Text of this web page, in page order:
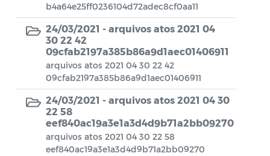
Conselho Municipal do Desenvolvimento
Sustentável Rural e Pesqueiro de
Araruama – COMDESURP-AR
Conselho Municipal do Idoso (COMID)
Conselho Municipal do Meio Ambiente -
CONDEMA
Conselho Municipal dos Direitos da
Criança e do Adolescente de Araruama -
b4a64e25ff0236104d72adec8cf0aa11
24/03/2021 - arquivos atos 2021 04
30 22 42
09cfab2197a385b86a9d1aec01406911
arquivos atos 2021 04 30 22 42
09cfab2197a385b86a9d1aec01406911
24/03/2021 - arquivos atos 2021 04 30
22 58
eef840ac19a3e1a3d4d9b71a2bb09270
arquivos atos 2021 04 30 22 58
eef840ac19a3e1a3d4d9b71a2bb09270